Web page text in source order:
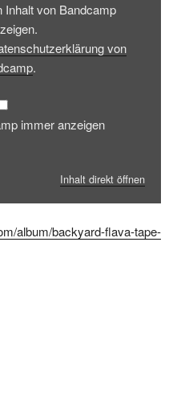
Inhalt von Bandcamp
von
.
immer anzeigen
Inhalt direkt öffnen
album/backyard-flava-tape-